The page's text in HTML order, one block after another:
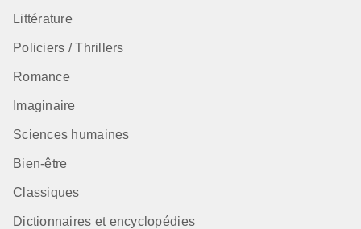
Littérature
Policiers / Thrillers
Romance
Imaginaire
Sciences humaines
Bien-être
Classiques
Dictionnaires et encyclopédies